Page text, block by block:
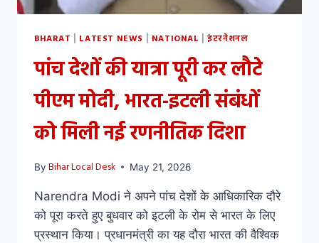
BHARAT LATEST NEWS NATIONAL |इंटरनेशनल
पांच देशों की यात्रा पूरी कर लौटे
पीएम मोदी, भारत-इटली संबंधों
को मिली नई रणनीतिक दिशा
By Bihar Local Desk May 21, 2026
Narendra Modi ने अपने पांच देशों के आधिकारिक दौरे
को पूरा करते हुए बुधवार को इटली के रोम से भारत के लिए
प्रस्थान किया। प्रधानमंत्री का यह दौरा भारत की वैश्विक